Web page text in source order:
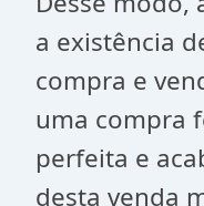
a existência
compra e
uma compra
perfeita e
desta venda